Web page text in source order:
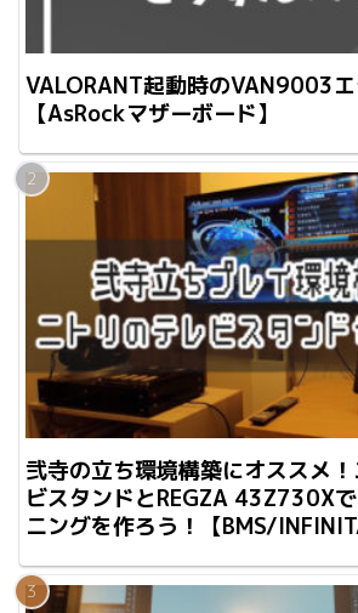
VALORANT起動時のVAN9003
【AsRockマザーボード】
弐寺の立ち環境構築にオススメ
ビスタンドとREGZA 43Z730X
ニングを作ろう！【BMS/